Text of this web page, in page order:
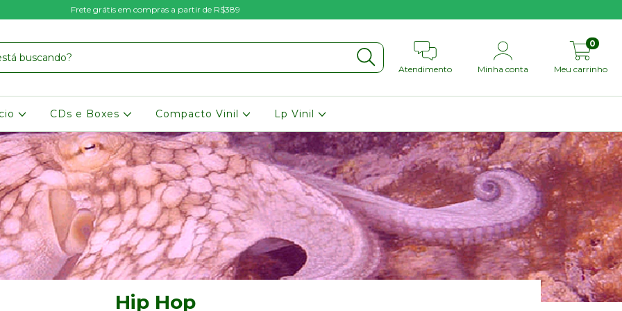
Frete grátis em compras a partir de R$389
Atendimento Minha conta Meu carrinho
0
CDs e Boxes Compacto Vinil Lp Vinil
Hip Hop